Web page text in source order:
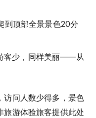
到顶部全景景色20分
客少，同样美丽——从
访问人数少得多，景色
旅游体验旅客提供此处